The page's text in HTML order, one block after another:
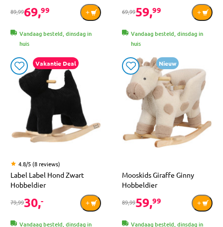
89,9969,99
Vandaag besteld, dinsdag in
huis
69,9959,99
Vandaag besteld, dinsdag in
huis
Vakantie Deal
4.8/5 (8 reviews)
Label Label Hond Zwart
Hobbeldier
79,9930,-
Vandaag besteld, dinsdag in
Nieuw
Mooskids Giraffe Ginny
Hobbeldier
89,9959,99
Vandaag besteld, dinsdag in